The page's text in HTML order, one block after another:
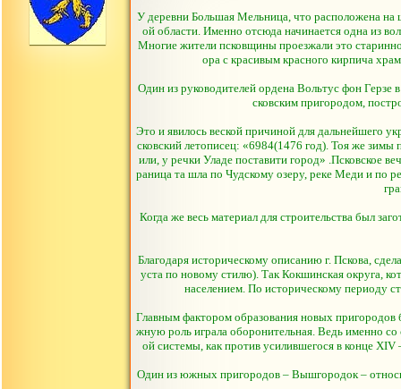
У деревни Большая Мельница, что расположена на
ой области. Именно отсюда начинается одна из
Многие жители псковщины проезжали это
ора с красивым красного кирпича
Один из руководителей ордена Вольтус фон Герзе
сковским пригородом,
Это и явилось веской причиной для дальнейшего
сковский летописец: «6984(1476 год). Тоя же
или, у речки Уладе поставити город» .Псковское
раница та шла по Чудскому озеру, реке Меди и по
Когда же весь материал для строительства был
Благодаря историческому описанию г. Пскова,
уста по новому стилю). Так Кокшинская округа,
населением. По историческому периоду
Главным фактором образования новых пригородов
жную роль играла оборонительная. Ведь именно
ой системы, как против усилившегося в конце
Один из южных пригородов – Вышгородок –